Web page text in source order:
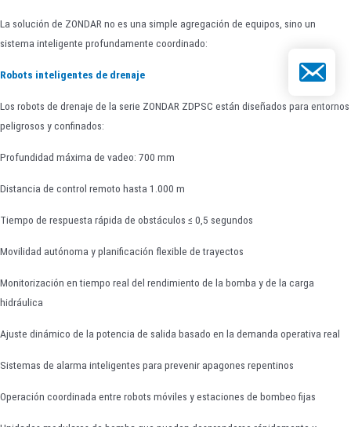
La solución de ZONDAR no es una simple agregación de equipos, sino un
sistema inteligente profundamente coordinado:
Robots inteligentes de drenaje
Los robots de drenaje de la serie ZONDAR ZDPSC están diseñados para entornos
peligrosos y confinados:
Profundidad máxima de vadeo: 700 mm
Distancia de control remoto hasta 1.000 m
Tiempo de respuesta rápida de obstáculos ≤ 0,5 segundos
Movilidad autónoma y planificación flexible de trayectos
Monitorización en tiempo real del rendimiento de la bomba y de la carga
hidráulica
Ajuste dinámico de la potencia de salida basado en la demanda operativa real
Sistemas de alarma inteligentes para prevenir apagones repentinos
Operación coordinada entre robots móviles y estaciones de bombeo fijas
Correo